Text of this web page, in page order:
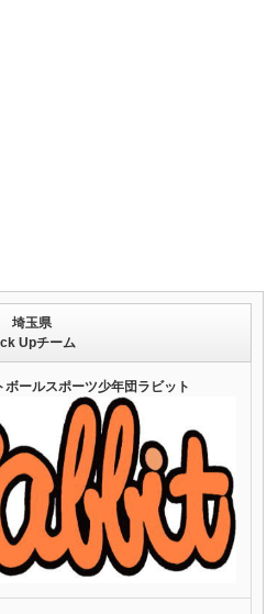
埼玉県
Upチーム
ールスポーツ少年団ラビット